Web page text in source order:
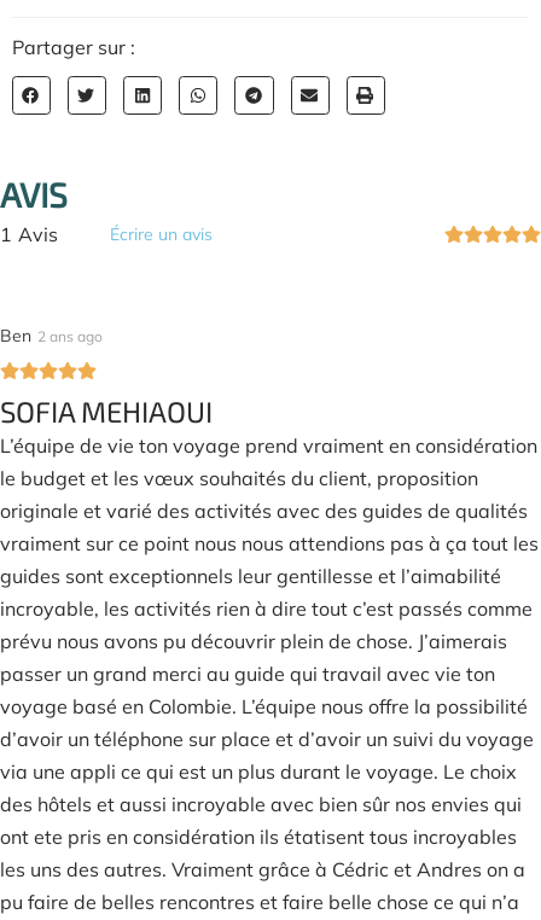
Partager sur :
AVIS
1 Avis Écrire un avis
Ben 2 ans ago
SOFIA MEHIAOUI
L’équipe de vie ton voyage prend vraiment en considération
le budget et les vœux souhaités du client, proposition
originale et varié des activités avec des guides de qualités
vraiment sur ce point nous nous attendions pas à ça tout les
guides sont exceptionnels leur gentillesse et l’aimabilité
incroyable, les activités rien à dire tout c’est passés comme
prévu nous avons pu découvrir plein de chose. J’aimerais
passer un grand merci au guide qui travail avec vie ton
voyage basé en Colombie. L’équipe nous offre la possibilité
d’avoir un téléphone sur place et d’avoir un suivi du voyage
via une appli ce qui est un plus durant le voyage. Le choix
des hôtels et aussi incroyable avec bien sûr nos envies qui
ont ete pris en considération ils étatisent tous incroyables
les uns des autres. Vraiment grâce à Cédric et Andres on a
pu faire de belles rencontres et faire belle chose ce qui n’a